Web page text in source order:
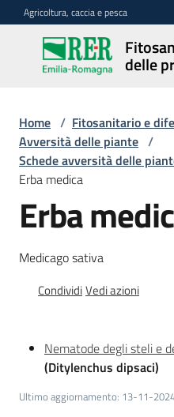
Vai al contenuto
Vai alla navigazione
Vai al footer
Agricoltura, caccia e pesca
delle
Fitosanitario
e difesa
produzioni
Avversità
delle
piante
Sorveglianza
Difesa
sostenibile
Home / Fitosanitario e
Avversità delle piante /
Schede avversità delle
Erba medica
Erba
Medicago sativa
CondividiVedi azioni
Nematode degli steli e
(Ditylenchus dipsaci)
Ultimo aggiornamento: 13-11-